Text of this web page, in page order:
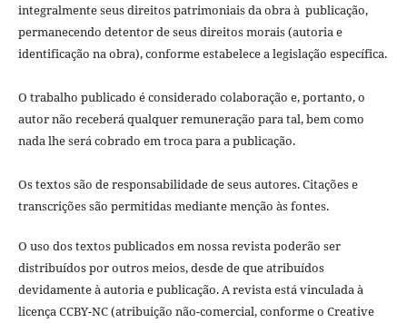
integralmente seus direitos patrimoniais da obra à publicação,
permanecendo detentor de seus direitos morais (autoria e
identificação na obra), conforme estabelece a legislação especí­fica.
O trabalho publicado é considerado colaboração e, portanto, o
autor não receberá qualquer remuneração para tal, bem como
nada lhe será cobrado em troca para a publicação.
Os textos são de responsabilidade de seus autores. Citações e
transcrições são permitidas mediante menção às fontes.
O uso dos textos publicados em nossa revista poderão ser
distribuídos por outros meios, desde de que atribuídos
devidamente à autoria e publicação. A revista está vinculada à
licença CCBY-NC (atribuição não-comercial, conforme o Creative